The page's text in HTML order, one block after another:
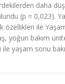
daha
(p = 0,023).
ile
yoğun bakım
yaşam sonu